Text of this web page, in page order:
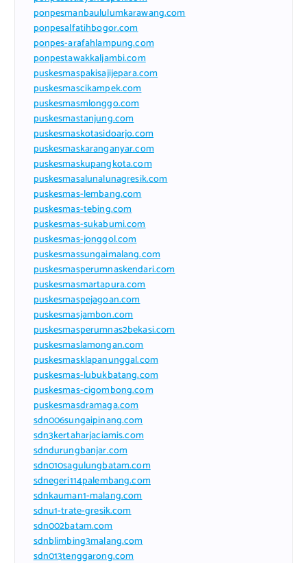
ponpesmanbaululumkarawang.com
ponpesalfatihbogor.com
ponpes-arafahlampung.com
ponpestawakkaljambi.com
puskesmaspakisajijepara.com
puskesmascikampek.com
puskesmasmlonggo.com
puskesmastanjung.com
puskesmaskotasidoarjo.com
puskesmaskaranganyar.com
puskesmaskupangkota.com
puskesmasalunalunagresik.com
puskesmas-lembang.com
puskesmas-tebing.com
puskesmas-sukabumi.com
puskesmas-jonggol.com
puskesmassungaimalang.com
puskesmasperumnaskendari.com
puskesmasmartapura.com
puskesmaspejagoan.com
puskesmasjambon.com
puskesmasperumnas2bekasi.com
puskesmaslamongan.com
puskesmasklapanunggal.com
puskesmas-lubukbatang.com
puskesmas-cigombong.com
puskesmasdramaga.com
sdn006sungaipinang.com
sdn3kertaharjaciamis.com
sdndurungbanjar.com
sdn010sagulungbatam.com
sdnegeri114palembang.com
sdnkauman1-malang.com
sdnu1-trate-gresik.com
sdn002batam.com
sdnblimbing3malang.com
sdn013tenggarong.com